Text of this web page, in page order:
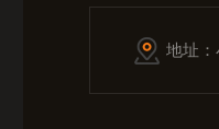
地址